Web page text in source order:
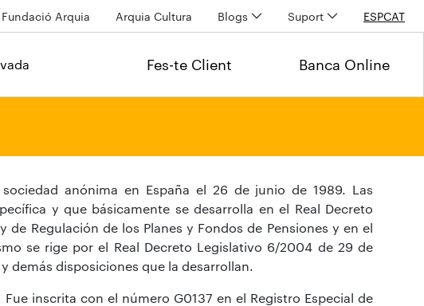
Fundació Arquia Arquia Cultura Blogs Suport ESPCAT
Fes-te Client Banca Online
anónima en España el 26 de junio de 1989. Las
y que básicamente se desarrolla en el Real Decreto
Regulación de los Planes y Fondos de Pensiones y en el
se rige por el Real Decreto Legislativo 6/2004 de 29 de
demás disposiciones que la desarrollan.
inscrita con el número G0137 en el Registro Especial de